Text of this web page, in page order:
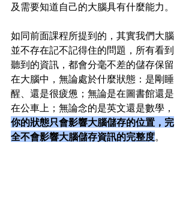
及需要知道自己的大腦具有什麼能力。
如同前面課程所提到的，其實我們大腦
並不存在記不記得住的問題，所有看到
聽到的資訊，都會分毫不差的儲存保留
在大腦中，無論處於什麼狀態：是剛睡
醒、還是很疲憊；無論是在圖書館還是
在公車上；無論念的是英文還是數學，
你的狀態只會影響大腦儲存的位置，完
全不會影響大腦儲存資訊的完整度。